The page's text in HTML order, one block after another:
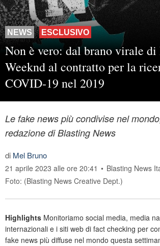
NEWS ESCLUSIVO
Non è vero: dal brano virale di
Weeknd al contratto per la
COVID-19 nel 2019
Le fake news più condivise nel
redazione di Blasting News
di Mel Bruno
21 aprile 2023 alle ore 20:41 • Blasting News
Foto: (Blasting News Creative Dept.)
Highlights Monitoriamo social media, media
internazionali e i siti web di fact checking per
fake news più diffuse nel mondo questa